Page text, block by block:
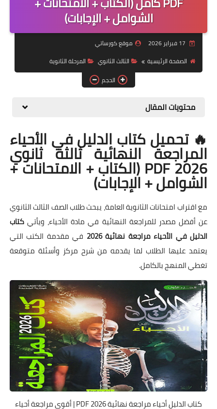
موضوعات
تربويات
تكنولوجيا
قصص للأطفال
الشوامل + الإجابات)
موقع كورساتي
الصفحة الرئيسية
الثالث الثانوي
المرحلة الثانوية
الحجم
محتويات المقال
🔥 تحميل كتاب الدليل في الأحياء
المراجعة النهائية ثالثة ثانوي
2026 PDF (الكتاب + الامتحانات +
الشوامل + الإجابات)
مع اقتراب امتحانات الثانوية العامة، يبحث طلاب الصف الثالث الثانوي
عن أفضل مصدر للمراجعة النهائية في مادة الأحياء، ويأتي كتاب
الدليل في الأحياء مراجعة نهائية 2026
في مقدمة الكتب التي
يعتمد عليها الطلاب لما يقدمه من شرح مركز وأسئلة متوقعة
تغطي المنهج بالكامل.
كتاب الدليل أحياء مراجعة نهائية 2026 PDF | أقوى مراجعة أحياء